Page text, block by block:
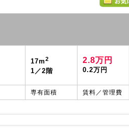
17m2
1／2階
2.8万円
0.2万円
専有面積 賃料／管理費